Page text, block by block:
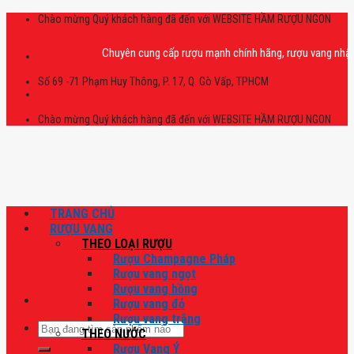
Skip
Chào mừng Quý khách hàng đã đến với WEBSITE HẦM RƯỢU NGON
Chuyên cung cấp rượu mạnh chính hãng, rượu vang nhập
Số 69 -71 Phạm Huy Thông, P. 17, Q. Gò Vấp, TPHCM
Chào mừng Quý khách hàng đã đến với WEBSITE HẦM RƯỢU NGON
Tìm
kiếm:
TRANG CHỦ
RƯỢU VANG
THEO LOẠI RƯỢU
Rượu Champagne Pháp
Rượu vang ngọt
Rượu vang hồng
Rượu vang đỏ
Rượu vang trắng
THEO NƯỚC
Rượu Vang Ý